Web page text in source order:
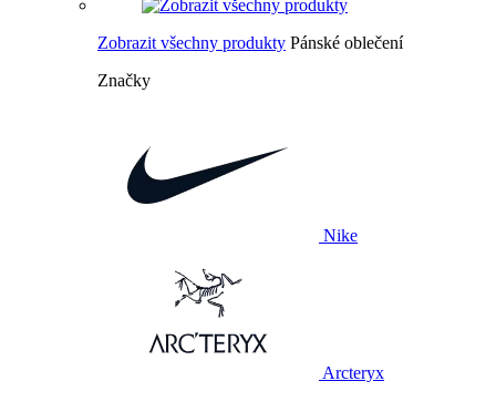
Zobrazit všechny produkty Pánské oblečení
Značky
Nike
Arcteryx